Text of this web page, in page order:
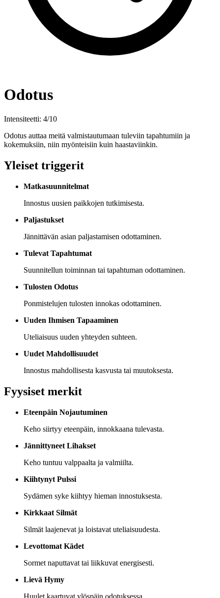
Odotus
Intensiteetti: 4/10
Odotus auttaa meitä valmistautumaan tuleviin tapahtumiin ja
kokemuksiin, niin myönteisiin kuin haastaviinkin.
Yleiset triggerit
Matkasuunnitelmat
Innostus uusien paikkojen tutkimisesta.
Paljastukset
Jännittävän asian paljastamisen odottaminen.
Tulevat Tapahtumat
Suunnitellun toiminnan tai tapahtuman odottaminen.
Tulosten Odotus
Ponmistelujen tulosten innokas odottaminen.
Uuden Ihmisen Tapaaminen
Uteliaisuus uuden yhteyden suhteen.
Uudet Mahdollisuudet
Innostus mahdollisesta kasvusta tai muutoksesta.
Fyysiset merkit
Eteenpäin Nojautuminen
Keho siirtyy eteenpäin, innokkaana tulevasta.
Jännittyneet Lihakset
Keho tuntuu valppaalta ja valmiilta.
Kiihtynyt Pulssi
Sydämen syke kiihtyy hieman innostuksesta.
Kirkkaat Silmät
Silmät laajenevat ja loistavat uteliaisuudesta.
Levottomat Kädet
Sormet naputtavat tai liikkuvat energisesti.
Lievä Hymy
Huulet kaartuvat ylöspäin odotuksessa.